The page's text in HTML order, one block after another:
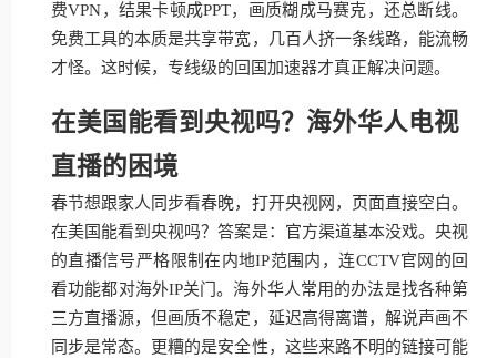
费VPN，结果卡顿成PPT，画质糊成马赛克，还总断线。
免费工具的本质是共享带宽，几百人挤一条线路，能流畅
才怪。这时候，专线级的回国加速器才真正解决问题。
在美国能看到央视吗？海外华人电视
直播的困境
春节想跟家人同步看春晚，打开央视网，页面直接空白。
在美国能看到央视吗？答案是：官方渠道基本没戏。央视
的直播信号严格限制在内地IP范围内，连CCTV官网的回
看功能都对海外IP关门。海外华人常用的办法是找各种第
三方直播源，但画质不稳定，延迟高得离谱，解说声画不
同步是常态。更糟的是安全性，这些来路不明的链接可能